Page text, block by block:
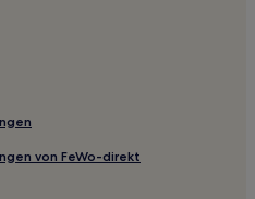
von FeWo-direkt